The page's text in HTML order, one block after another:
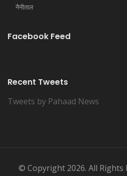
नैनीताल
Facebook Feed
Recent Tweets
Tweets by Pahaad News
© Copyright 2026. All Rights